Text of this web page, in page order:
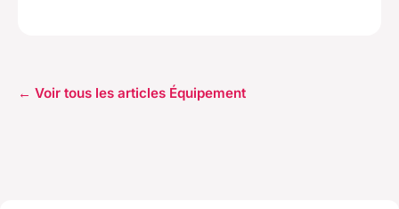
← Voir tous les articles Équipement